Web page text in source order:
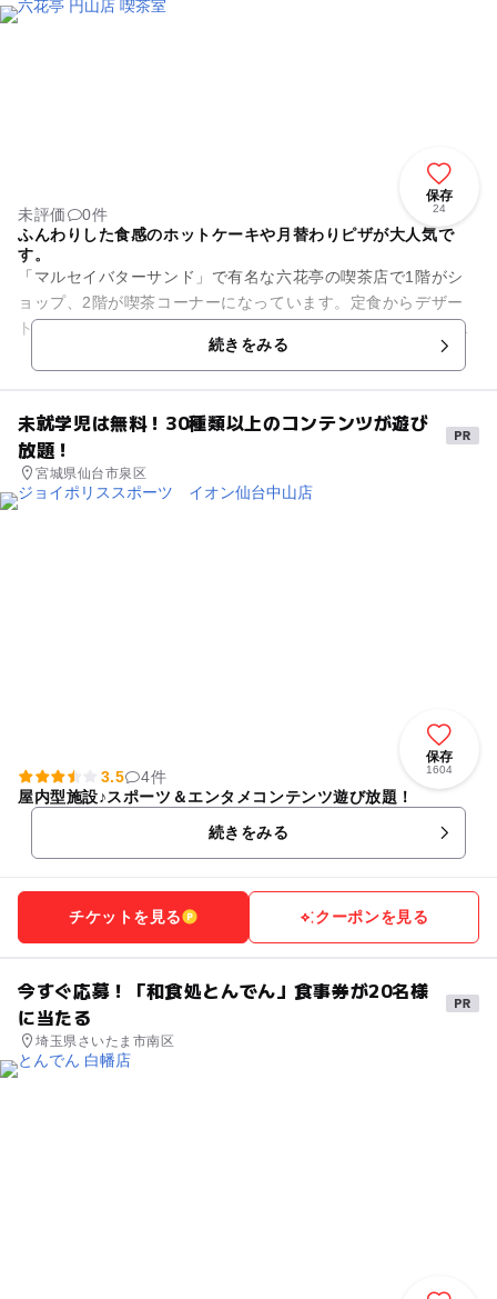
保存
24
未評価
0件
ふんわりした食感のホットケーキや月替わりピザが大人気で
す。
「マルセイバターサンド」で有名な六花亭の喫茶店で1階がシ
ョップ、2階が喫茶コーナーになっています。定食からデザー
トまで種類豊富なメニューが用意されており、月替わりのピザ
もあります。ホットケーキは...続きをみる
未就学児は無料！30種類以上のコンテンツが遊び
放題！
宮城県仙台市泉区
保存
1604
3.5
4件
屋内型施設♪スポーツ＆エンタメコンテンツ遊び放題！
続きをみる
チケットを見る クーポンを見る
今すぐ応募！「和食処とんでん」食事券が20名様
に当たる
埼玉県さいたま市南区